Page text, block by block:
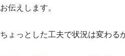
お伝えします。
ちょっとした工夫で状況は変わる